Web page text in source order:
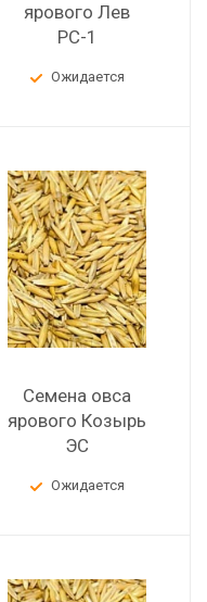
ярового Лев
РС-1
Ожидается
Семена овса
ярового Козырь
ЭС
Ожидается